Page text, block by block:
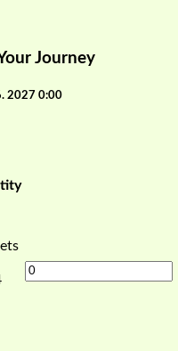
Journey
2027 0:00